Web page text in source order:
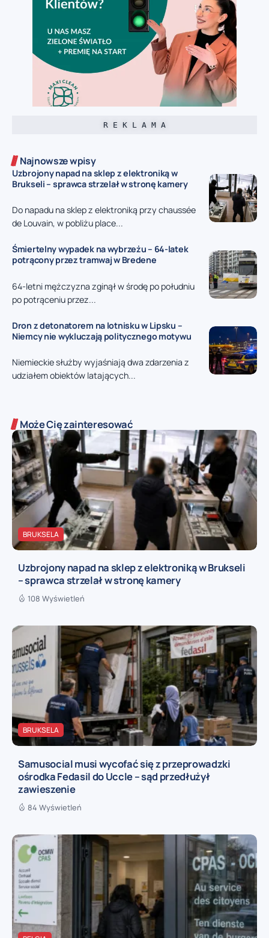
R E K L A M A
Najnowsze wpisy
Uzbrojony napad na sklep z elektroniką w
Brukseli – sprawca strzelał w stronę kamery
Do napadu na sklep z elektroniką przy chaussée
de Louvain, w pobliżu place...
Śmiertelny wypadek na wybrzeżu – 64-latek
potrącony przez tramwaj w Bredene
64-letni mężczyzna zginął w środę po południu
po potrąceniu przez...
Dron z detonatorem na lotnisku w Lipsku –
Niemcy nie wykluczają politycznego motywu
Niemieckie służby wyjaśniają dwa zdarzenia z
udziałem obiektów latających...
Może Cię zainteresować
BRUKSELA
Uzbrojony napad na sklep z elektroniką w Brukseli
– sprawca strzelał w stronę kamery
108 Wyświetleń
BRUKSELA
Samusocial musi wycofać się z przeprowadzki
ośrodka Fedasil do Uccle – sąd przedłużył
zawieszenie
84 Wyświetleń